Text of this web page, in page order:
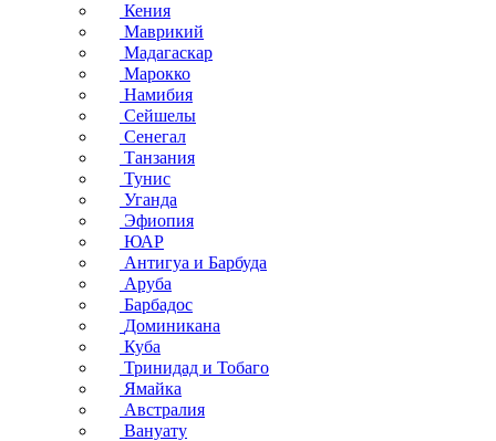
Кения
Маврикий
Мадагаскар
Марокко
Намибия
Сейшелы
Сенегал
Танзания
Тунис
Уганда
Эфиопия
ЮАР
Антигуа и Барбуда
Аруба
Барбадос
Доминикана
Куба
Тринидад и Тобаго
Ямайка
Австралия
Вануату